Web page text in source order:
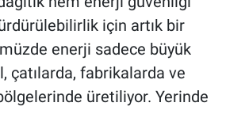
için artık bir
enerji sadece büyük
çatılarda, fabrikalarda ve
üretiliyor. Yerinde